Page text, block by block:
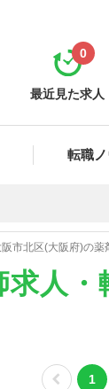
最近見た求人
0
転職
阪市北区(大阪府)の
人・
1